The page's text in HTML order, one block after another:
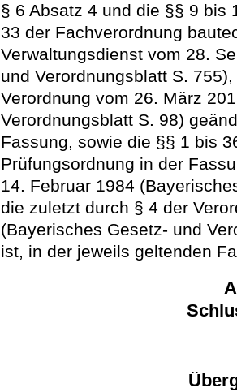
§ 6 Absatz 4 und die §§ 9 bis
33 der Fachverordnung
Verwaltungsdienst vom 28.
und Verordnungsblatt S.
Verordnung vom 26. März
Verordnungsblatt S. 98)
Fassung, sowie die §§ 1 bis
Prüfungsordnung in der
14. Februar 1984
die zuletzt durch § 4 der
(Bayerisches Gesetz- und
ist, in der jeweils geltenden